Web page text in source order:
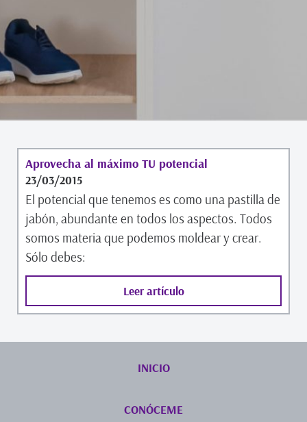
Aprovecha al máximo TU potencial
23/03/2015
El potencial que tenemos es como una pastilla de
jabón, abundante en todos los aspectos. Todos
somos materia que podemos moldear y crear.
Sólo debes:
Leer artículo
INICIO
CONÓCEME